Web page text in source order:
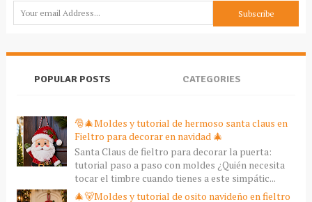
POPULAR POSTS CATEGORIES
🎅🎄Moldes y tutorial de hermoso santa claus en
Fieltro para decorar en navidad 🎄
Santa Claus de fieltro para decorar la puerta:
tutorial paso a paso con moldes ¿Quién necesita
tocar el timbre cuando tienes a este simpátic...
🎄🐻Moldes y tutorial de osito navideño en fieltro